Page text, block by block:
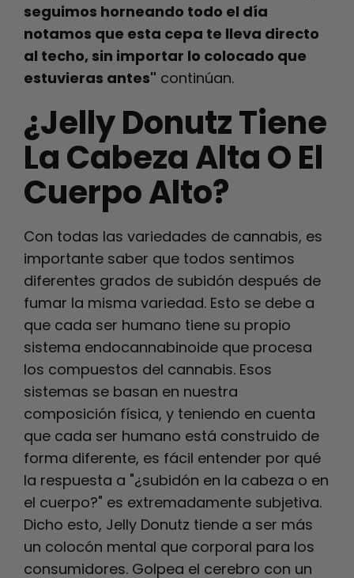
seguimos horneando todo el día
notamos que esta cepa te lleva directo
al techo, sin importar lo colocado que
estuvieras antes" continúan.
¿Jelly Donutz Tiene
La Cabeza Alta O El
Cuerpo Alto?
Con todas las variedades de cannabis, es
importante saber que todos sentimos
diferentes grados de subidón después de
fumar la misma variedad. Esto se debe a
que cada ser humano tiene su propio
sistema endocannabinoide que procesa
los compuestos del cannabis. Esos
sistemas se basan en nuestra
composición física, y teniendo en cuenta
que cada ser humano está construido de
forma diferente, es fácil entender por qué
la respuesta a "¿subidón en la cabeza o en
el cuerpo?" es extremadamente subjetiva.
Dicho esto, Jelly Donutz tiende a ser más
un colocón mental que corporal para los
consumidores. Golpea el cerebro con un